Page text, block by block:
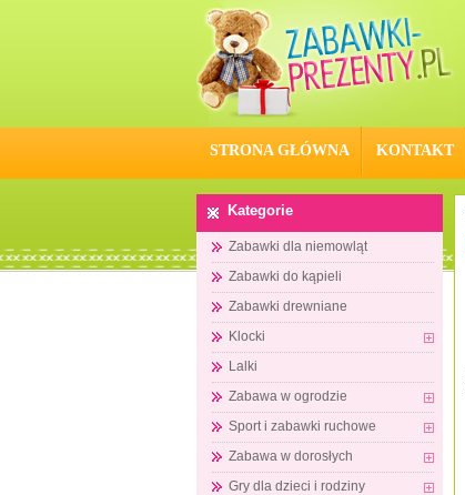
STRONA GŁÓWNA KONTAKT
Kategorie
Zabawki dla niemowląt
Zabawki do kąpieli
Zabawki drewniane
Klocki
Lalki
Zabawa w ogrodzie
Sport i zabawki ruchowe
Zabawa w dorosłych
Gry dla dzieci i rodziny